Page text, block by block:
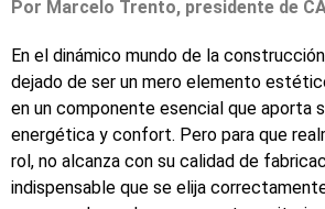
Por Marcelo Trento, presidente de
En el dinámico mundo de la
dejado de ser un mero elemento
en un componente esencial que aporta
energética y confort. Pero para que
rol, no alcanza con su calidad de
indispensable que se elija